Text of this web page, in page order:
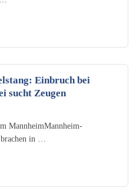
Einbruch bei
sucht Zeugen
MannheimMannheim-
in …